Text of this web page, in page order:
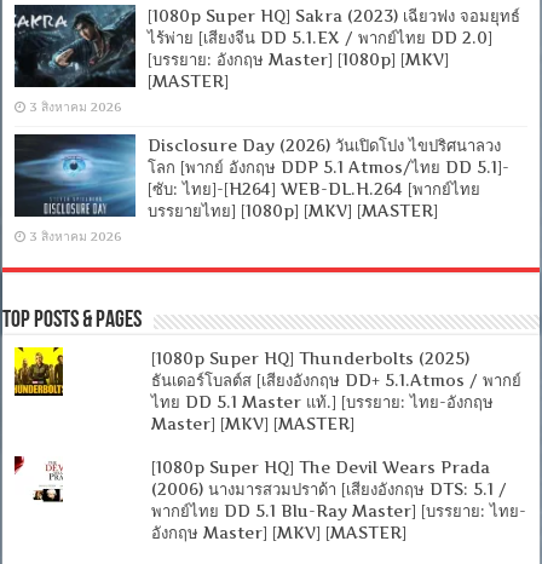
[1080p Super HQ] Sakra (2023) เฉียวฟง จอมยุทธ์
ไร้พ่าย [เสียงจีน DD 5.1.EX / พากย์ไทย DD 2.0]
[บรรยาย: อังกฤษ Master] [1080p] [MKV]
[MASTER]
3 สิงหาคม 2026
Disclosure Day (2026) วันเปิดโปง ไขปริศนาลวง
โลก [พากย์ อังกฤษ DDP 5.1 Atmos/ไทย DD 5.1]-
[ซับ: ไทย]-[H264] WEB-DL.H.264 [พากย์ไทย
บรรยายไทย] [1080p] [MKV] [MASTER]
3 สิงหาคม 2026
Top Posts & Pages
[1080p Super HQ] Thunderbolts (2025)
ธันเดอร์โบลต์ส [เสียงอังกฤษ DD+ 5.1.Atmos / พากย์
ไทย DD 5.1 Master แท้.] [บรรยาย: ไทย-อังกฤษ
Master] [MKV] [MASTER]
[1080p Super HQ] The Devil Wears Prada
(2006) นางมารสวมปราด้า [เสียงอังกฤษ DTS: 5.1 /
พากย์ไทย DD 5.1 Blu-Ray Master] [บรรยาย: ไทย-
อังกฤษ Master] [MKV] [MASTER]